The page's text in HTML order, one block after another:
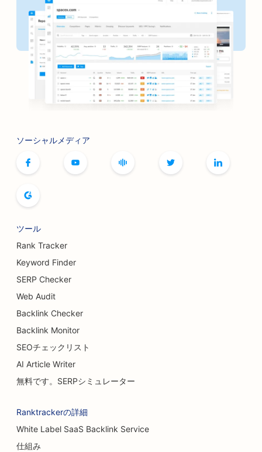
ソーシャルメディア
ツール
Rank Tracker
Keyword Finder
SERP Checker
Web Audit
Backlink Checker
Backlink Monitor
SEOチェックリスト
AI Article Writer
無料です。SERPシミュレーター
Ranktrackerの詳細
White Label SaaS Backlink Service
仕組み